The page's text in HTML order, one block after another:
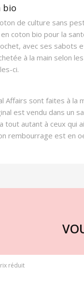
bio
de culture sans
coton bio pour la
avec ses
à la main selon
ci.
Affairs sont faites à
est vendu dans un
tout autant à ceux
rembourrage est en
réduit